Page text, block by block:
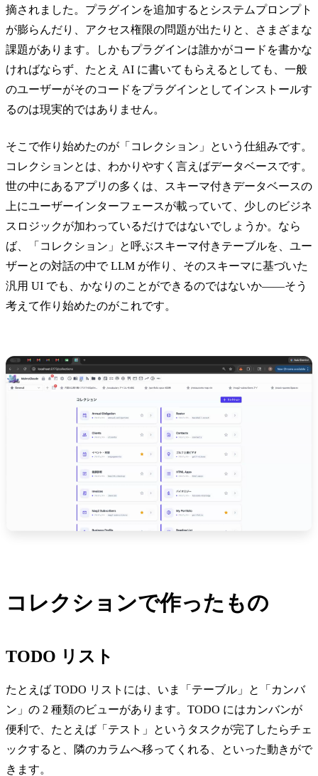
摘されました。プラグインを追加するとシステムプロンプト
が膨らんだり、アクセス権限の問題が出たりと、さまざまな
課題があります。しかもプラグインは誰かがコードを書かな
ければならず、たとえ AI に書いてもらえるとしても、一般
のユーザーがそのコードをプラグインとしてインストールす
るのは現実的ではありません。
そこで作り始めたのが「コレクション」という仕組みです。
コレクションとは、わかりやすく言えばデータベースです。
世の中にあるアプリの多くは、スキーマ付きデータベースの
上にユーザーインターフェースが載っていて、少しのビジネ
スロジックが加わっているだけではないでしょうか。なら
ば、「コレクション」と呼ぶスキーマ付きテーブルを、ユー
ザーとの対話の中で LLM が作り、そのスキーマに基づいた
汎用 UI でも、かなりのことができるのではないか——そう
考えて作り始めたのがこれです。
コレクションで作ったもの
TODO リスト
たとえば TODO リストには、いま「テーブル」と「カンバ
ン」の 2 種類のビューがあります。TODO にはカンバンが
便利で、たとえば「テスト」というタスクが完了したらチェ
ックすると、隣のカラムへ移ってくれる、といった動きがで
きます。